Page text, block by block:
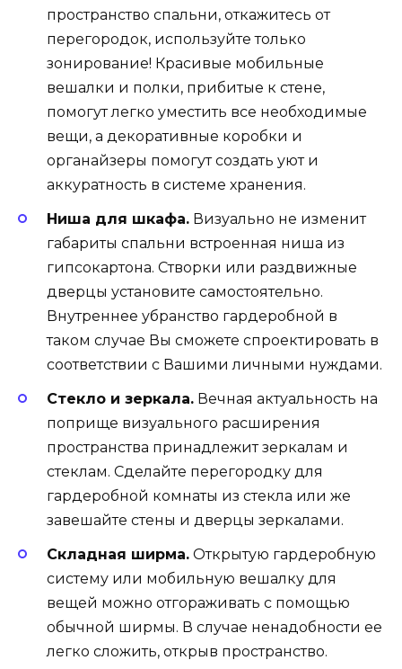
пространство спальни, откажитесь от
перегородок, используйте только
зонирование! Красивые мобильные
вешалки и полки, прибитые к стене,
помогут легко уместить все необходимые
вещи, а декоративные коробки и
органайзеры помогут создать уют и
аккуратность в системе хранения.
Ниша для шкафа. Визуально не изменит
габариты спальни встроенная ниша из
гипсокартона. Створки или раздвижные
дверцы установите самостоятельно.
Внутреннее убранство гардеробной в
таком случае Вы сможете спроектировать в
соответствии с Вашими личными нуждами.
Стекло и зеркала. Вечная актуальность на
поприще визуального расширения
пространства принадлежит зеркалам и
стеклам. Сделайте перегородку для
гардеробной комнаты из стекла или же
завешайте стены и дверцы зеркалами.
Складная ширма. Открытую гардеробную
систему или мобильную вешалку для
вещей можно отгораживать с помощью
обычной ширмы. В случае ненадобности ее
легко сложить, открыв пространство.